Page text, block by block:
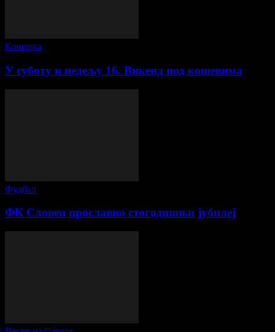
Кошарка
У суботу и недељу 16. Викенд под кошевима
Фудбал
ФК Словен прославио стогодишњи јубилеј